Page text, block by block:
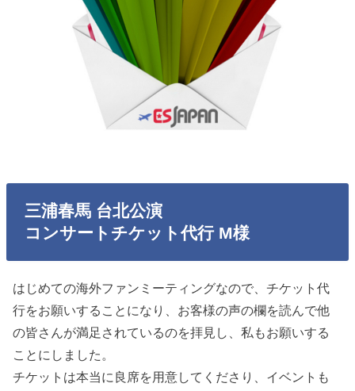
三浦春馬 台北公演
コンサートチケット代行 M様
はじめての海外ファンミーティングなので、チケット代
行をお願いすることになり、お客様の声の欄を読んで他
の皆さんが満足されているのを拝見し、私もお願いする
ことにしました。
チケットは本当に良席を用意してくださり、イベントも